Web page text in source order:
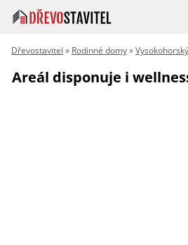
Dřevostavitel » Rodinné domy»
Areál disponuje i